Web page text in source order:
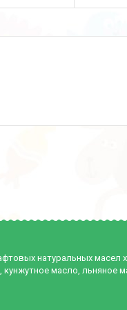
натуральных масел
масло, льняное